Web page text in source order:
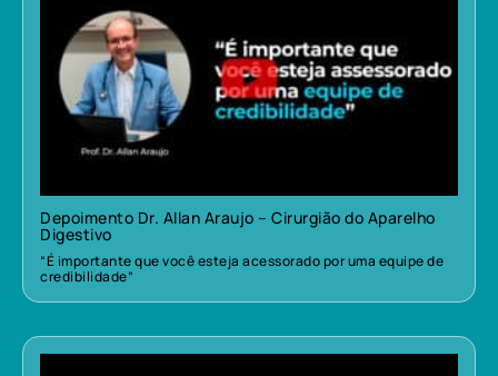
Depoimento Dr. Allan Araujo – Cirurgião do Aparelho
Digestivo
“É importante que você esteja acessorado por uma equipe de
credibilidade”